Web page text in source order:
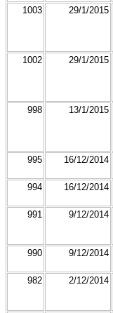
1003 29/1/2015
1002 29/1/2015
998 13/1/2015
995 16/12/2014
994 16/12/2014
991 9/12/2014
990 9/12/2014
982 2/12/2014